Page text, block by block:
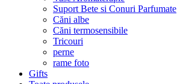
Suport Bete si Conuri Parfumate
Căni albe
Căni termosensibile
Tricouri
perne
rame foto
Gifts